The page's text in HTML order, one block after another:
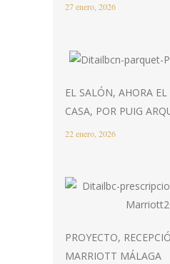
27 enero, 2026
EL SALÓN, AHORA
CASA, POR PUIG
22 enero, 2026
PROYECTO,
MARRIOTT MÁLAGA